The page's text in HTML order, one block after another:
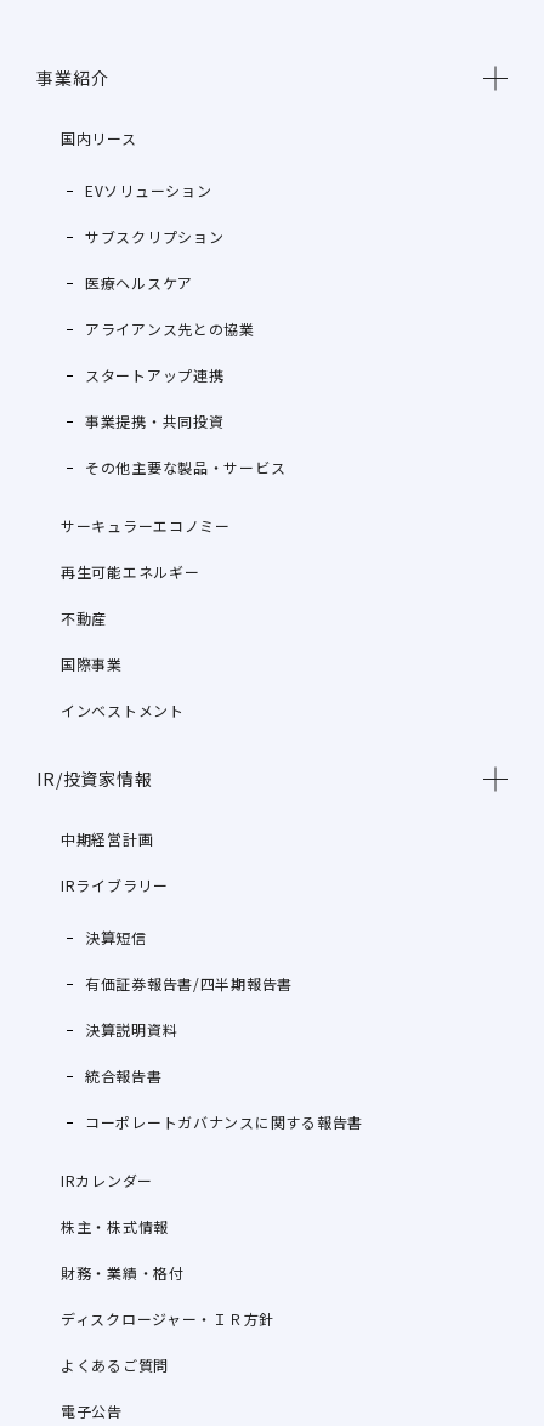
事業紹介
国内リース
EVソリューション
サブスクリプション
医療ヘルスケア
アライアンス先との協業
スタートアップ連携
事業提携・共同投資
その他主要な製品・サービス
サーキュラーエコノミー
再生可能エネルギー
不動産
国際事業
インベストメント
IR/投資家情報
中期経営計画
IRライブラリー
決算短信
有価証券報告書/四半期報告書
決算説明資料
統合報告書
コーポレートガバナンスに関する報告書
IRカレンダー
株主・株式情報
財務・業績・格付
ディスクロージャー・ＩＲ方針
よくあるご質問
電子公告